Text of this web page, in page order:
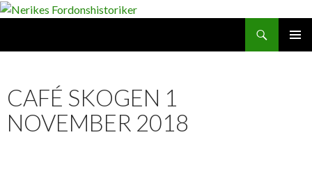
CAFÉ SKOGEN 1
NOVEMBER 2018